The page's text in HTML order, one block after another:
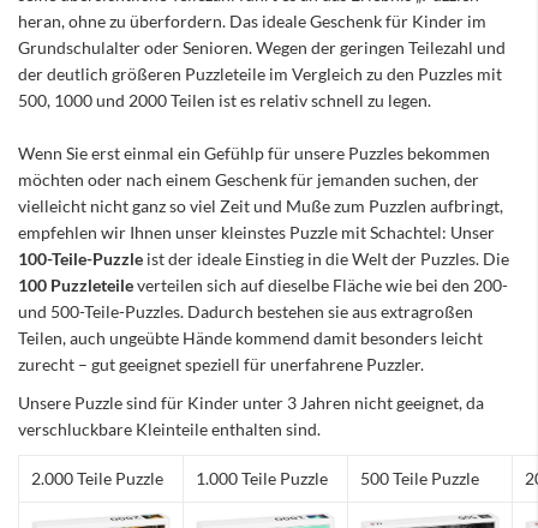
heran, ohne zu überfordern. Das ideale Geschenk für Kinder im
Grundschulalter oder Senioren. Wegen der geringen Teilezahl und
der deutlich größeren Puzzleteile im Vergleich zu den Puzzles mit
500, 1000 und 2000 Teilen ist es relativ schnell zu legen.
Wenn Sie erst einmal ein Gefühlp für unsere Puzzles bekommen
möchten oder nach einem Geschenk für jemanden suchen, der
vielleicht nicht ganz so viel Zeit und Muße zum Puzzlen aufbringt,
empfehlen wir Ihnen unser kleinstes Puzzle mit Schachtel: Unser
100-Teile-Puzzle ist der ideale Einstieg in die Welt der Puzzles. Die
100 Puzzleteileverteilen sich auf dieselbe Fläche wie bei den 200-
und 500-Teile-Puzzles. Dadurch bestehen sie aus extragroßen
Teilen, auch ungeübte Hände kommend damit besonders leicht
zurecht – gut geeignet speziell für unerfahrene Puzzler.
Unsere Puzzle sind für Kinder unter 3 Jahren nicht geeignet, da
verschluckbare Kleinteile enthalten sind.
2.000 Teile Puzzle 1.000 Teile Puzzle 500 Teile Puzzle